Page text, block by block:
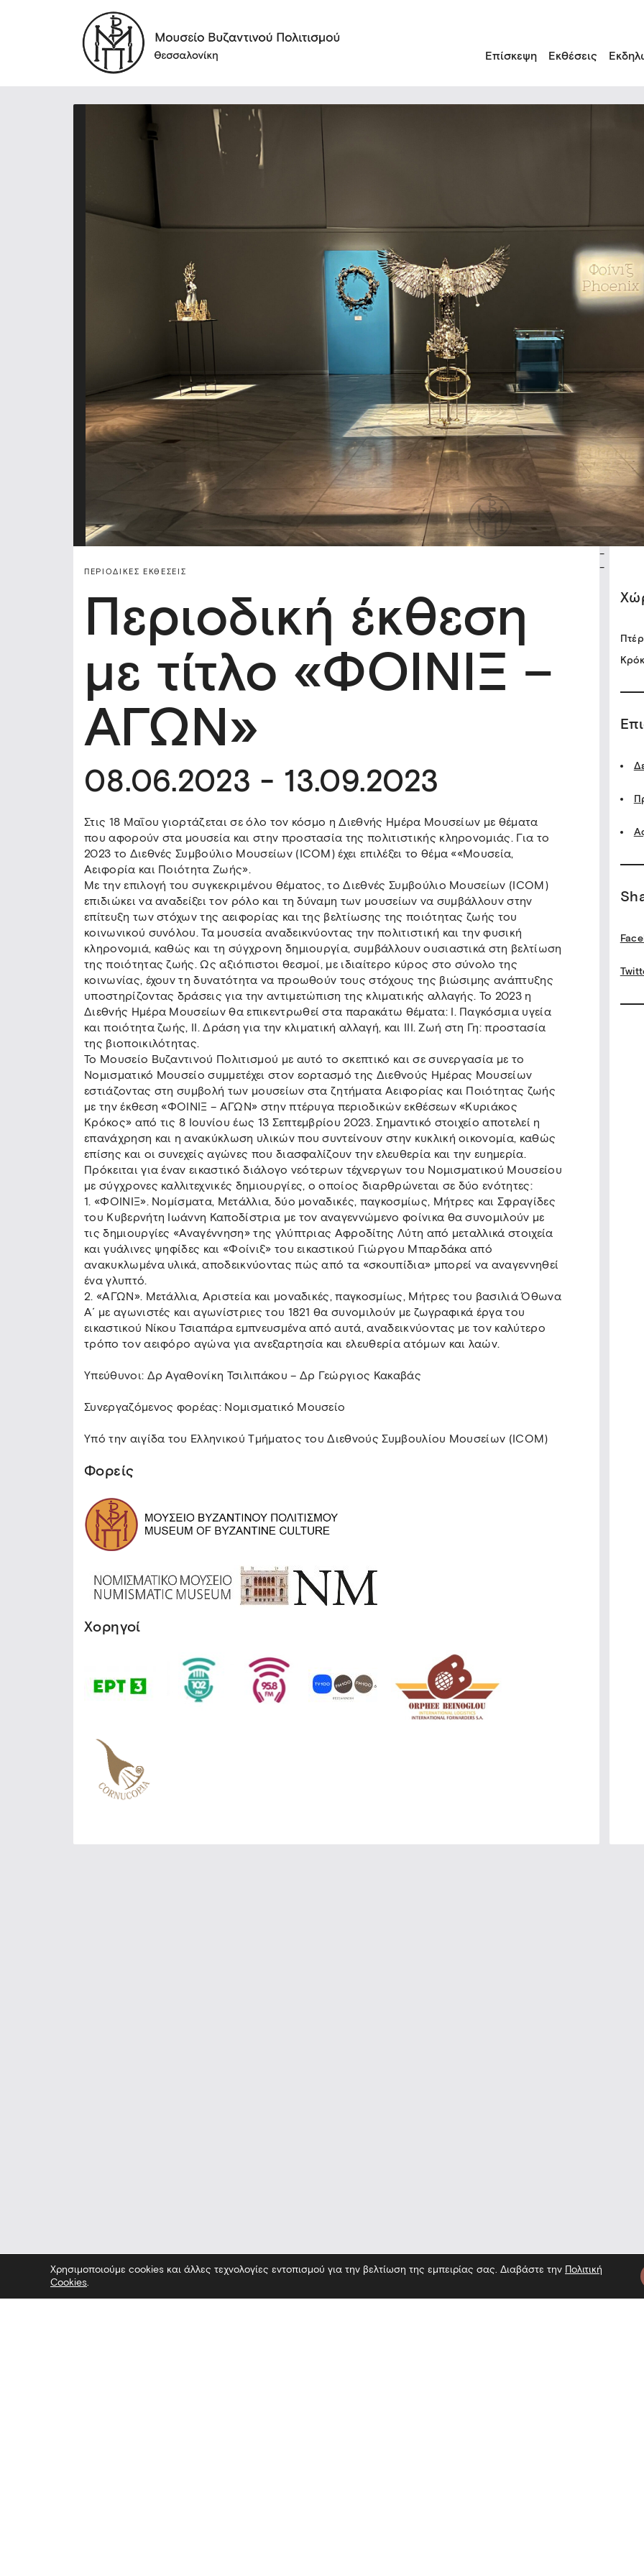
Επίσκεψη Εκθέσεις
ΠΕΡΙΟΔΙΚΈΣ ΕΚΘΈΣΕΙΣ
Περιοδική έκθεση
με τίτλο «ΦΟΙΝΙΞ –
ΑΓΩΝ»
08.06.2023 - 13.09.2023
Στις 18 Μαΐου γιορτάζεται σε όλο τον κόσμο η Διεθνής Ημέρα Μουσείων με θέματα
που αφορούν στα μουσεία και στην προστασία της πολιτιστικής κληρονομιάς. Για το
2023 το Διεθνές Συμβούλιο Μουσείων (ICOM) έχει επιλέξει το θέμα ««Μουσεία,
Αειφορία και Ποιότητα Ζωής».
Με την επιλογή του συγκεκριμένου θέματος, το Διεθνές Συμβούλιο Μουσείων (ICOM)
επιδιώκει να αναδείξει τον ρόλο και τη δύναμη των μουσείων να συμβάλλουν στην
επίτευξη των στόχων της αειφορίας και της βελτίωσης της ποιότητας ζωής του
κοινωνικού συνόλου. Τα μουσεία αναδεικνύοντας την πολιτιστική και την φυσική
κληρονομιά, καθώς και τη σύγχρονη δημιουργία, συμβάλλουν ουσιαστικά στη βελτίωση
της ποιότητας ζωής. Ως αξιόπιστοι θεσμοί, με ιδιαίτερο κύρος στο σύνολο της
κοινωνίας, έχουν τη δυνατότητα να προωθούν τους στόχους της βιώσιμης ανάπτυξης
υποστηρίζοντας δράσεις για την αντιμετώπιση της κλιματικής αλλαγής. Το 2023 η
Διεθνής Ημέρα Μουσείων θα επικεντρωθεί στα παρακάτω θέματα: Ι. Παγκόσμια υγεία
και ποιότητα ζωής, ΙΙ. Δράση για την κλιματική αλλαγή, και ΙΙΙ. Ζωή στη Γη: προστασία
της βιοποικιλότητας.
Το Μουσείο Βυζαντινού Πολιτισμού με αυτό το σκεπτικό και σε συνεργασία με το
Νομισματικό Μουσείο συμμετέχει στον εορτασμό της Διεθνούς Ημέρας Μουσείων
εστιάζοντας στη συμβολή των μουσείων στα ζητήματα Αειφορίας και Ποιότητας ζωής
με την έκθεση «ΦΟΙΝΙΞ – ΑΓΩΝ» στην πτέρυγα περιοδικών εκθέσεων «Κυριάκος
Κρόκος» από τις 8 Ιουνίου έως 13 Σεπτεμβρίου 2023. Σημαντικό στοιχείο αποτελεί η
επανάχρηση και η ανακύκλωση υλικών που συντείνουν στην κυκλική οικονομία, καθώς
επίσης και οι συνεχείς αγώνες που διασφαλίζουν την ελευθερία και την ευημερία.
Πρόκειται για έναν εικαστικό διάλογο νεότερων τέχνεργων του Νομισματικού Μουσείου
με σύγχρονες καλλιτεχνικές δημιουργίες, ο οποίος διαρθρώνεται σε δύο ενότητες:
1. «ΦΟΙΝΙΞ». Νομίσματα, Μετάλλια, δύο μοναδικές, παγκοσμίως, Μήτρες και Σφραγίδες
του Κυβερνήτη Ιωάννη Καποδίστρια με τον αναγεννώμενο φοίνικα θα συνομιλούν με
τις δημιουργίες «Αναγέννηση» της γλύπτριας Αφροδίτης Λύτη από μεταλλικά στοιχεία
και γυάλινες ψηφίδες και «Φοίνιξ» του εικαστικού Γιώργου Μπαρδάκα από
ανακυκλωμένα υλικά, αποδεικνύοντας πώς από τα «σκουπίδια» μπορεί να αναγεννηθεί
ένα γλυπτό.
2. «ΑΓΩΝ». Μετάλλια, Αριστεία και μοναδικές, παγκοσμίως, Μήτρες του βασιλιά Όθωνα
Α΄ με αγωνιστές και αγωνίστριες του 1821 θα συνομιλούν με ζωγραφικά έργα του
εικαστικού Νίκου Τσιαπάρα εμπνευσμένα από αυτά, αναδεικνύοντας με τον καλύτερο
τρόπο τον αειφόρο αγώνα για ανεξαρτησία και ελευθερία ατόμων και λαών.
Υπεύθυνοι: Δρ Αγαθονίκη Τσιλιπάκου – Δρ Γεώργιος Κακαβάς
Συνεργαζόμενος φορέας: Νομισματικό Μουσείο
Υπό την αιγίδα του Ελληνικού Τμήματος του Διεθνούς Συμβουλίου Μουσείων (ICOM)
Φορείς
Χορηγοί
-
-
Χρησιμοποιούμε cookies και άλλες τεχνολογίες εντοπισμού για την βελτίωση της εμπειρίας σας. Διαβάστε την Πολιτική
Cookies.